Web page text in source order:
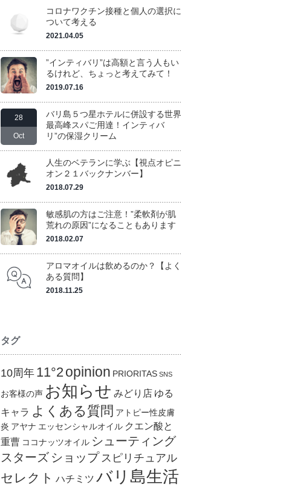
コロナワクチン接種と個人の選択に
ついて考える
2021.04.05
”インティバリ”は高額と言う人もい
るけれど、ちょっと考えてみて！
2019.07.16
28
Oct
バリ島５つ星ホテルに併設する世界
最高峰スパご用達！インティバ
リ”の保湿クリーム
人生のベテランに学ぶ【視点オピニ
オン２１バックナンバー】
2018.07.29
敏感肌の方はご注意！”柔軟剤が肌
荒れの原因”になることもあります
2018.02.07
アロマオイルは飲めるのか？【よく
ある質問】
2018.11.25
タグ
10周年 11°2opinion PRIORITAS SNS
お客様の声 お知らせ みどり店 ゆる
キャラ よくある質問 アトピー性皮膚
炎 アヤナ エッセンシャルオイル クエン酸と
重曹 ココナッツオイル シューティング
スターズ ショップ スピリチュアル
セレクト ハチミツ バリ島生活